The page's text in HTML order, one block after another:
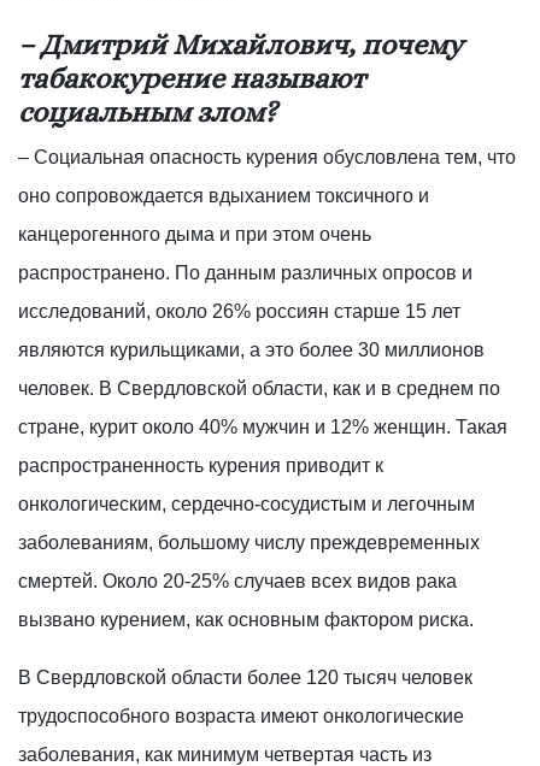
– Дмитрий Михайлович, почему
табакокурение называют
социальным злом?
– Социальная опасность курения обусловлена тем, что
оно сопровождается вдыханием токсичного и
канцерогенного дыма и при этом очень
распространено. По данным различных опросов и
исследований, около 26% россиян старше 15 лет
являются курильщиками, а это более 30 миллионов
человек. В Свердловской области, как и в среднем по
стране, курит около 40% мужчин и 12% женщин. Такая
распространенность курения приводит к
онкологическим, сердечно-сосудистым и легочным
заболеваниям, большому числу преждевременных
смертей. Около 20-25% случаев всех видов рака
вызвано курением, как основным фактором риска.
В Свердловской области более 120 тысяч человек
трудоспособного возраста имеют онкологические
заболевания, как минимум четвертая часть из